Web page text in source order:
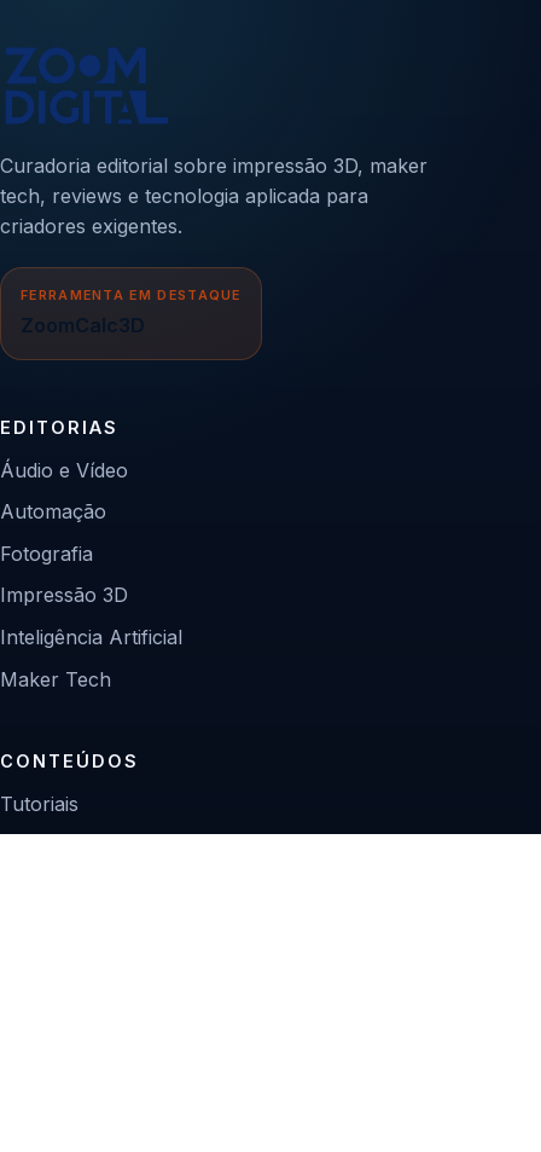
Curadoria editorial sobre impressão 3D, maker
tech, reviews e tecnologia aplicada para
criadores exigentes.
FERRAMENTA EM DESTAQUE
ZoomCalc3D
EDITORIAS
Áudio e Vídeo
Automação
Fotografia
Impressão 3D
Inteligência Artificial
Maker Tech
CONTEÚDOS
Tutoriais